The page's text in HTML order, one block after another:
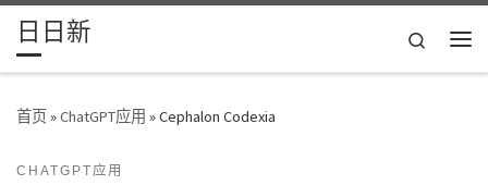
Skip to content
日日新
Search
首页»ChatGPT应用 »Cephalon Codexia
CHATGPT应用